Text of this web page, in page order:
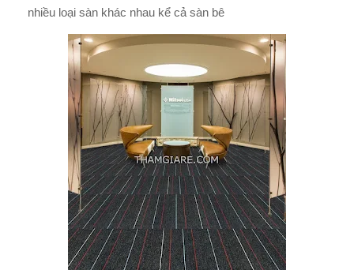
nhiều loại sàn khác nhau kể cả sàn bê